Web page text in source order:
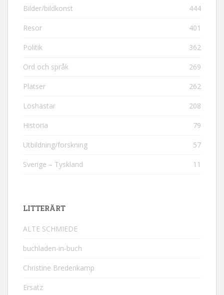
Bilder/bildkonst 444
Resor 401
Politik 362
Ord och språk 269
Platser 262
Löshästar 208
Historia 79
Utbildning/forskning 57
Sverige – Tyskland 11
LITTERÄRT
ALTE SCHMIEDE
buchladen-in-buch
Christine Bredenkamp
Ersatz